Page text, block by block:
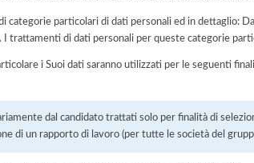
categorie particolari di dati personali ed in dettaglio:
trattamenti di dati personali per queste categorie
i Suoi dati saranno utilizzati per le seguenti
dal candidato trattati solo per finalità di
di un rapporto di lavoro (per tutte le società del